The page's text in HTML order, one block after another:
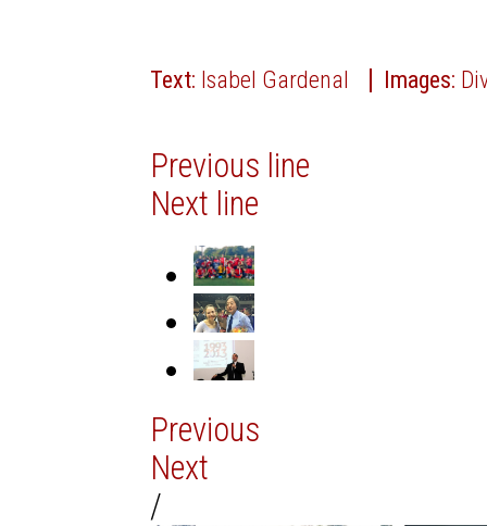
Text: Isabel Gardenal Images:
Previous line
Next line
Previous
Next
/